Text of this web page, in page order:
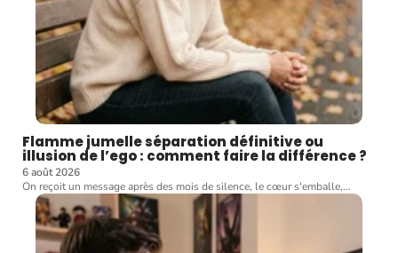
Flamme jumelle séparation définitive ou
illusion de l’ego : comment faire la différence ?
6 août 2026
On reçoit un message après des mois de silence, le cœur s'emballe,…